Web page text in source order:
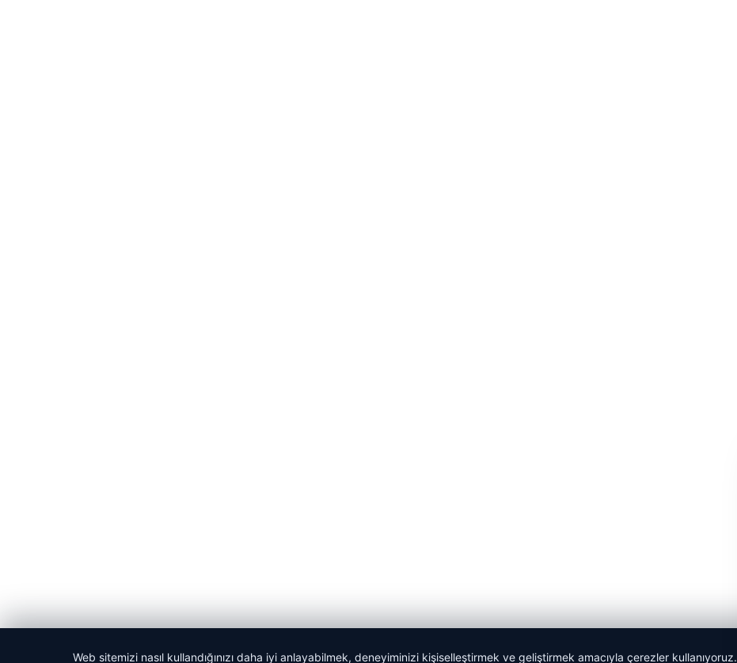
Web sitemizi nasıl kullandığınızı daha iyi anlayabilmek, deneyiminizi kişiselleştirmek ve geliştirmek amacıyla çerezler kullanıyoruz.